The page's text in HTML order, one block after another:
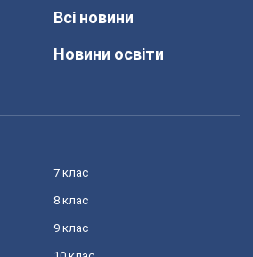
Всі новини
Новини освіти
7 клас
8 клас
9 клас